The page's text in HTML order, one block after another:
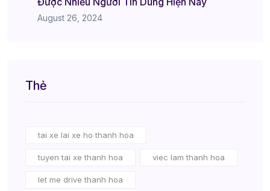
August 26, 2024
Thẻ
tai xe lai xe ho thanh hoa
tuyen tai xe thanh hoa viec lam thanh hoa
let me drive thanh hoa